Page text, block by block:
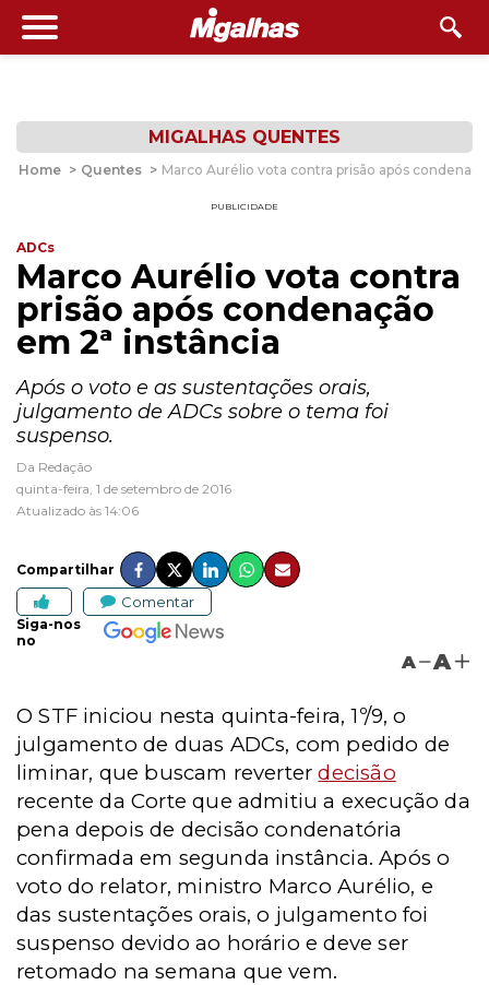
MIGALHAS QUENTES
Home > Quentes > Marco Aurélio vota contra prisão após
PUBLICIDADE
ADCs
Marco Aurélio vota contra
prisão após condenação
em 2ª instância
Após o voto e as sustentações orais,
julgamento de ADCs sobre o tema foi
suspenso.
Da Redação
quinta-feira, 1 de setembro de 2016
Atualizado às 14:06
Compartilhar
Comentar
Siga-nos
no
A A
O STF iniciou nesta quinta-feira, 1º/9, o
julgamento de duas ADCs, com pedido de
liminar, que buscam reverterdecisão
recente da Corte que admitiu a execução da
pena depois de decisão condenatória
confirmada em segunda instância. Após o
voto do relator, ministro Marco Aurélio, e
das sustentações orais, o julgamento foi
suspenso devido ao horário e deve ser
retomado na semana que vem.